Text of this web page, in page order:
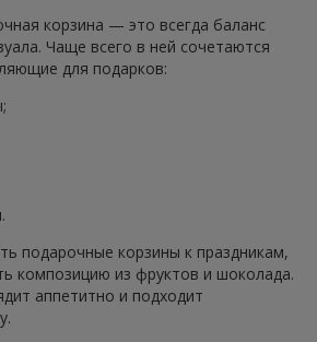
корзина — это всегда баланс
Чаще всего в ней сочетаются
для подарков:
подарочные корзины к праздникам,
композицию из фруктов и шоколада.
аппетитно и подходит